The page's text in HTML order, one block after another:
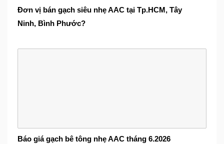
Đơn vị bán gạch siêu nhẹ AAC tại Tp.HCM, Tây
Ninh, Bình Phước?
Báo giá gạch bê tông nhẹ AAC tháng 6.2026